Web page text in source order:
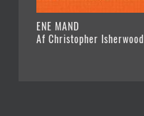
ENE MAND
Af Christopher Isherwood